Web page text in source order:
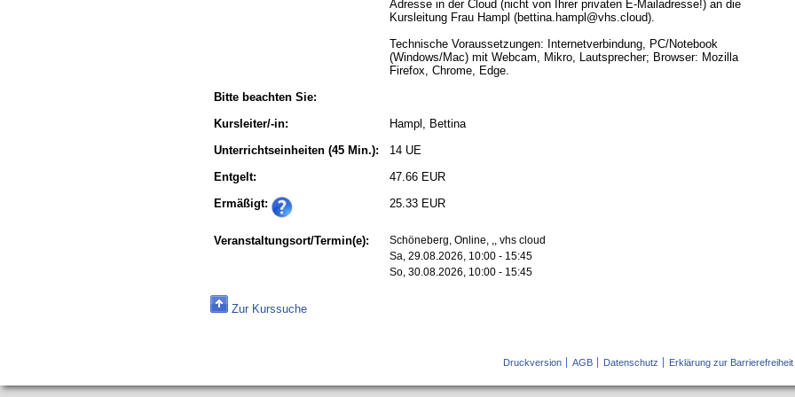
Adresse in der Cloud (nicht von Ihrer privaten E-Mailadresse!) an die
Kursleitung Frau Hampl (bettina.hampl@vhs.cloud).
Technische Voraussetzungen: Internetverbindung, PC/Notebook
(Windows/Mac) mit Webcam, Mikro, Lautsprecher; Browser: Mozilla
Firefox, Chrome, Edge.
Bitte beachten Sie:
Kursleiter/-in:
Hampl, Bettina
Unterrichtseinheiten (45 Min.):
14 UE
Entgelt:
47.66 EUR
Ermäßigt:
25.33 EUR
Veranstaltungsort/Termin(e):
Schöneberg, Online, ,, vhs cloud
Sa, 29.08.2026, 10:00 - 15:45
So, 30.08.2026, 10:00 - 15:45
Zur Kurssuche
Druckversion AGB Datenschutz Erklärung zur Barrierefreiheit